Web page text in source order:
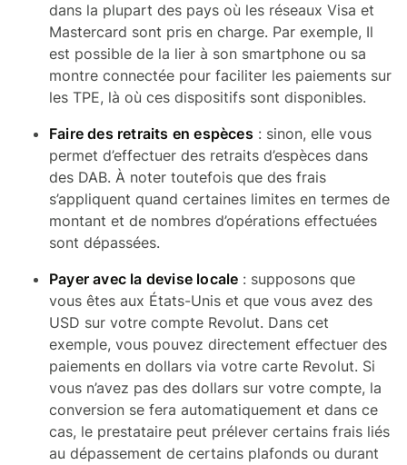
dans la plupart des pays où les réseaux Visa et
Mastercard sont pris en charge. Par exemple, Il
est possible de la lier à son smartphone ou sa
montre connectée pour faciliter les paiements sur
les TPE, là où ces dispositifs sont disponibles.
Faire des retraits en espèces : sinon, elle vous
permet d’effectuer des retraits d’espèces dans
des DAB. À noter toutefois que des frais
s’appliquent quand certaines limites en termes de
montant et de nombres d’opérations effectuées
sont dépassées.
Payer avec la devise locale : supposons que
vous êtes aux États-Unis et que vous avez des
USD sur votre compte Revolut. Dans cet
exemple, vous pouvez directement effectuer des
paiements en dollars via votre carte Revolut. Si
vous n’avez pas des dollars sur votre compte, la
conversion se fera automatiquement et dans ce
cas, le prestataire peut prélever certains frais liés
au dépassement de certains plafonds ou durant